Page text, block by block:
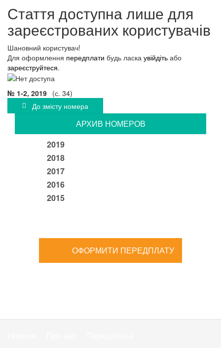
Стаття доступна лише для
зареєстрованих користувачів
Шановний користувач!
Для оформлення передплати будь ласка увійдіть або
зареєструйтеся.
№ 1-2, 2019 (с. 34)
До змісту номера
АРХИВ НОМЕРОВ
2019
2018
2017
2016
2015
ОФОРМИТИ ПЕРЕДПЛАТУ